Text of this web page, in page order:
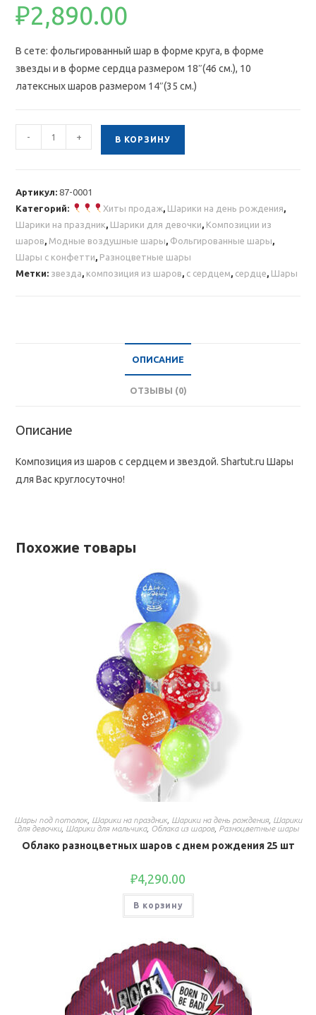
₽2,890.00
В сете: фольгированный шар в форме круга, в форме
звезды и в форме сердца размером 18″(46 см.), 10
латексных шаров размером 14″(35 см.)
Количество
товара
с
сердцем
и
звездой
- + В КОРЗИНУ
Артикул:87-0001
Категорий:
Хиты продаж, Шарики на день рождения,
Шарики на праздник, Шарики для девочки, Композиции из
шаров, Модные воздушные шары, Фольгированные шары,
Шары с конфетти, Разноцветные шары
Метки: звезда, композиция из шаров, с сердцем, сердце, Шары
ОПИСАНИЕ
ОТЗЫВЫ (0)
Описание
Композиция из шаров с сердцем и звездой. Shartut.ru Шары
для Вас круглосуточно!
Похожие товары
Шары под потолок, Шарики на праздник, Шарики на день рождения, Шарики
для девочки, Шарики для мальчика, Облака из шаров, Разноцветные шары
Облако разноцветных шаров с днем рождения 25 шт
₽4,290.00
В корзину